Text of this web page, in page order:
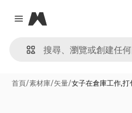
Close menu
Magnific
首頁/素材庫/矢量/女子在倉庫工作,